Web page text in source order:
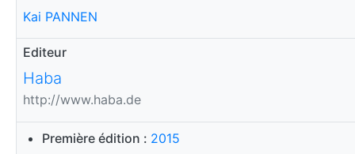
Kai PANNEN
Editeur
Haba
http://www.haba.de
Première édition : 2015